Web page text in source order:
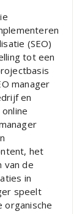
(SEO)
tot een
manager
en
het
van de
in
speelt
organische